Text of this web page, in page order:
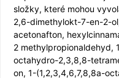
složky, které mohou
2,6-dimethylokt-7-en-2-
acetonafton,
2 methylpropi­onaldehyd,
octahydro-2,3,8,8-
on, 1-(1,2,3,4,6,7,8,8a-